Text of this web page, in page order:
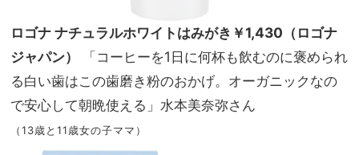
ロゴナ ナチュラルホワイトはみがき￥1,430（ロゴナ
ジャパン）
「コーヒーを1日に何杯も飲むのに褒められ
る白い歯はこの歯磨き粉のおかげ。オーガニックなの
で安心して朝晩使える」水本美奈弥さん
（13歳と11歳女の子ママ）